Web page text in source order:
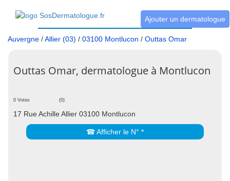
Ajouter un dermatologue
Auvergne /Allier (03) / 03100 Montlucon / Outtas Omar
Outtas Omar, dermatologue à Montlucon
0 Votes (0)
17 Rue Achille Allier 03100 Montlucon
☎ Afficher le N° *